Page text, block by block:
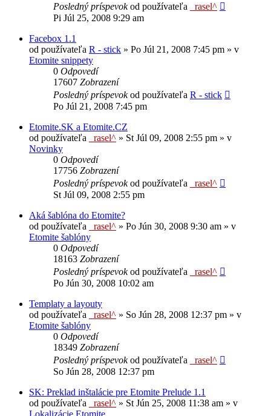
Posledný príspevokod používateľa
_rasel^
Pi Júl 25, 2008 9:29 am
Facebox 1.1
od používateľa R - stick » Po Júl 21, 2008 7:45 pm » v
Etomite snippety
0 Odpovedí
17607 Zobrazení
Posledný príspevokod používateľa R - stick
Po Júl 21, 2008 7:45 pm
Etomite.SK a Etomite.CZ
od používateľa
_rasel^ » St Júl 09, 2008 2:55 pm » v
Novinky
0 Odpovedí
17756 Zobrazení
Posledný príspevokod používateľa
_rasel^
St Júl 09, 2008 2:55 pm
Aká šablóna do Etomite?
od používateľa
_rasel^ » Po Jún 30, 2008 9:30 am » v
Etomite šablóny
0 Odpovedí
18163 Zobrazení
Posledný príspevokod používateľa
_rasel^
Po Jún 30, 2008 10:02 am
Templaty a layouty
od používateľa
_rasel^ » So Jún 28, 2008 12:37 pm » v
Etomite šablóny
0 Odpovedí
18349 Zobrazení
Posledný príspevokod používateľa
_rasel^
So Jún 28, 2008 12:37 pm
SK: Preklad inštalácie pre Etomite Prelude 1.1
od používateľa
_rasel^ » St Jún 25, 2008 11:38 am » v
Lokalizácie Etomite